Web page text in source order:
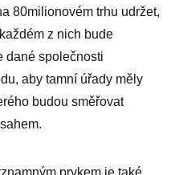
80milionovém trhu udržet,
z nich bude
dané společnosti
aby tamní úřady měly
budou směřovat
prvkem je také